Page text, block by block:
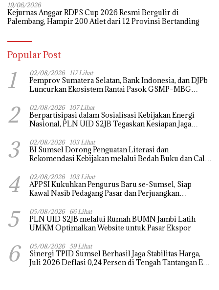
19/06/2026
Kejurnas Anggar RDPS Cup 2026 Resmi Bergulir di
Palembang, Hampir 200 Atlet dari 12 Provinsi Bertanding
Popular Post
1 02/08/2026 117 Lihat
Pemprov Sumatera Selatan, Bank Indonesia, dan DJPb
Luncurkan Ekosistem Rantai Pasok GSMP–MBG
Inflasi
2 02/08/2026 107 Lihat
Berpartisipasi dalam Sosialisasi Kebijakan Energi
Nasional, PLN UID S2JB Tegaskan Kesiapan Jaga
3 02/08/2026 103 Lihat
BI Sumsel Dorong Penguatan Literasi dan
Rekomendasi Kebijakan melalui Bedah Buku dan Call
2026
4 02/08/2026 103 Lihat
APPSI Kukuhkan Pengurus Baru se-Sumsel, Siap
Kawal Nasib Pedagang Pasar dan Perjuangkan
5 05/08/2026 66 Lihat
PLN UID S2JB melalui Rumah BUMN Jambi Latih
UMKM Optimalkan Website untuk Pasar Ekspor
6 05/08/2026 59 Lihat
Sinergi TPID Sumsel Berhasil Jaga Stabilitas Harga,
Juli 2026 Deflasi 0,24 Persen di Tengah Tantangan El